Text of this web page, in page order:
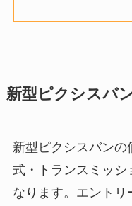
新型ピクシスバ
新型ピクシスバン
式・トランスミッ
なります。エント